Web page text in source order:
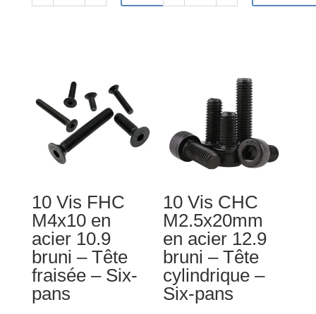
M3x25mm
en
12.9
Tête
cylindrique
-
Six-
pans
12.9
bruni
Tête
cylindrique
-
Six-
pans
10 Vis FHC
M4x10 en
acier 10.9
bruni – Tête
fraisée – Six-
pans
10 Vis CHC
M2.5x20mm
en acier 12.9
bruni – Tête
cylindrique –
Six-pans